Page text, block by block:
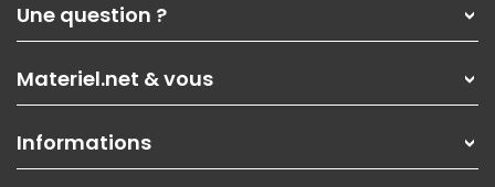
Nos services
Les magasins Materiel.net
Nos solutions pour les pros
Contactez-nous
Une question ?
Paiement, livraison
Garanties,Pack Zen
SAV, demander un retour
Informations
Materiel.net & vous
On rachète votre carte graphique
PC sur mesure : Votre RDV personnalisé
Informations